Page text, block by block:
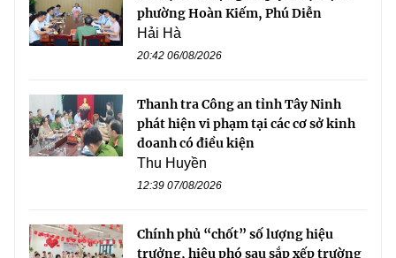
phường Hoàn Kiếm, Phú Diễn
Hải Hà
20:42 06/08/2026
Thanh tra Công an tỉnh Tây Ninh
phát hiện vi phạm tại các cơ sở kinh
doanh có điều kiện
Thu Huyền
12:39 07/08/2026
Chính phủ “chốt” số lượng hiệu
trưởng, hiệu phó sau sắp xếp trường